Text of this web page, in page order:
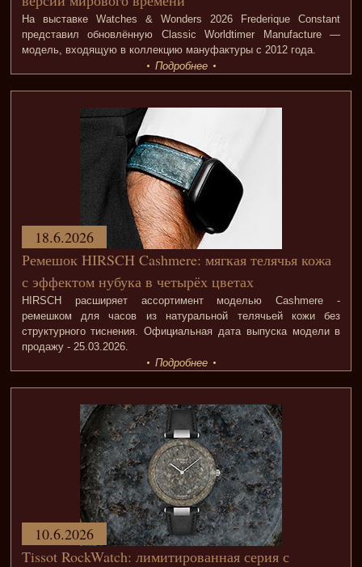
На выставке Watches & Wonders 2026 Frederique Constant
представил обновлённую Classic Worldtimer Manufacture —
модель, входящую в коллекцию мануфактуры с 2012 года.
Подробнее
Ремешок HIRSCH Cashmere: мягкая телячья кожа
с эффектом нубука в четырёх цветах
HIRSCH расширяет ассортимент моделью Cashmere -
ремешком для часов из натуральной телячьей кожи без
структурного тиснения. Официальная дата выпуска модели в
продажу - 25.03.2026.
18.6.2026
Подробнее
Tissot RockWatch: лимитированная серия с
10.6.2026